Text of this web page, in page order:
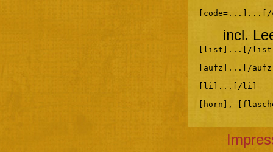
[code=...]...[/
incl.
[list]...[/
[aufz]...[/
[li]...[/li]
[horn],